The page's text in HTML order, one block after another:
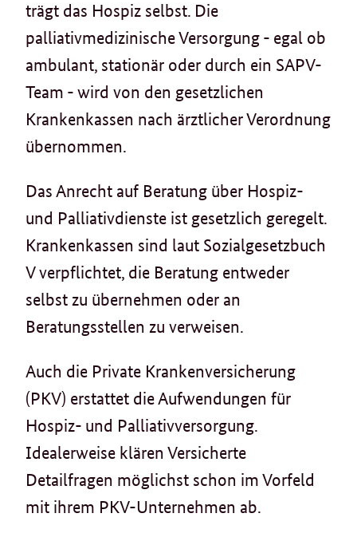
trägt das Hospiz selbst. Die
palliativmedizinische Versorgung - egal ob
ambulant, stationär oder durch ein SAPV-
Team - wird von den gesetzlichen
Krankenkassen nach ärztlicher Verordnung
übernommen.
Das Anrecht auf Beratung über Hospiz-
und Palliativdienste ist gesetzlich geregelt.
Krankenkassen sind laut Sozialgesetzbuch
V verpflichtet, die Beratung entweder
selbst zu übernehmen oder an
Beratungsstellen zu verweisen.
Auch die Private Krankenversicherung
(PKV) erstattet die Aufwendungen für
Hospiz- und Palliativversorgung.
Idealerweise klären Versicherte
Detailfragen möglichst schon im Vorfeld
mit ihrem PKV-Unternehmen ab.